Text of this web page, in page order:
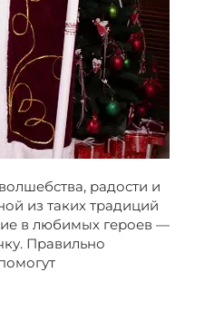
радости и
из таких традиций
в любимых героев —
Правильно